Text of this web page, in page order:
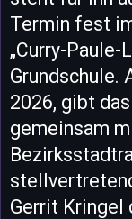
Termin fest
„Curry-Paule-
Grundschule.
2026, gibt
gemeinsam
Gerrit Kringel